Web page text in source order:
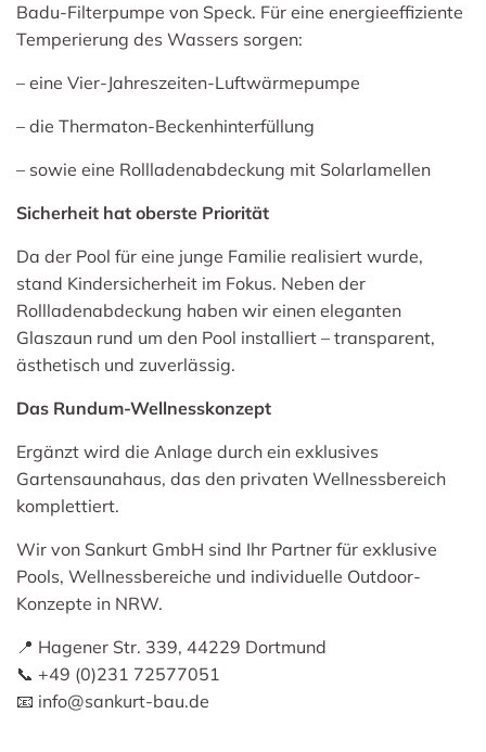
Badu-Filterpumpe von Speck. Für eine energieeffiziente
Temperierung des Wassers sorgen:
– eine Vier-Jahreszeiten-Luftwärmepumpe
– die Thermaton-Beckenhinterfüllung
– sowie eine Rollladenabdeckung mit Solarlamellen
Sicherheit hat oberste Priorität
Da der Pool für eine junge Familie realisiert wurde,
stand Kindersicherheit im Fokus. Neben der
Rollladenabdeckung haben wir einen eleganten
Glaszaun rund um den Pool installiert – transparent,
ästhetisch und zuverlässig.
Das Rundum-Wellnesskonzept
Ergänzt wird die Anlage durch ein exklusives
Gartensaunahaus, das den privaten Wellnessbereich
komplettiert.
Wir von Sankurt GmbH sind Ihr Partner für exklusive
Pools, Wellnessbereiche und individuelle Outdoor-
Konzepte in NRW.
📍 Hagener Str. 339, 44229 Dortmund
📞 +49 (0)231 72577051
📧 info@sankurt-bau.de